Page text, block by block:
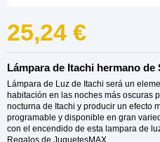
25,24 €
Lámpara de Itachi hermano de
Lámpara de Luz de Itachi será un
habitación en las noches más oscuras
nocturna de Itachi y producir un efecto
programable y disponible en gran
con el encendido de esta lampara de
Regalos de JuguetesMAX